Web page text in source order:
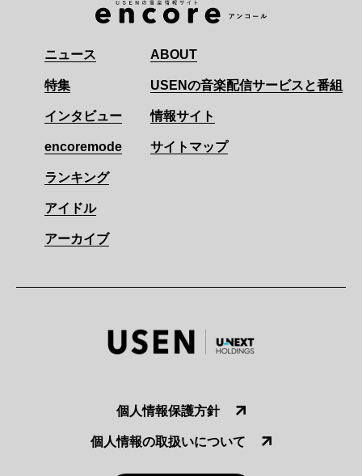
ニュース
特集
インタビュー
encoremode
ランキング
アイドル
アーカイブ
ABOUT
USENの音楽配信サービスと番組
情報サイト
サイトマップ
個人情報保護方針
個人情報の取扱いについて